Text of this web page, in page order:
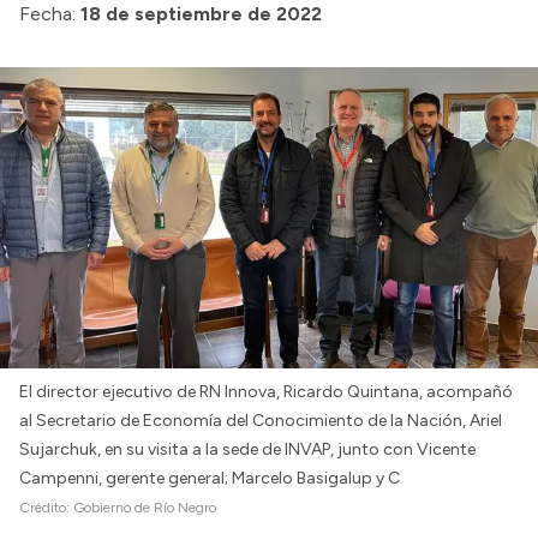
Fecha: 18 de septiembre de 2022
El director ejecutivo de RN Innova, Ricardo Quintana, acompañó
al Secretario de Economía del Conocimiento de la Nación, Ariel
Sujarchuk, en su visita a la sede de INVAP, junto con Vicente
Campenni, gerente general; Marcelo Basigalup y C
Crédito: Gobierno de Río Negro